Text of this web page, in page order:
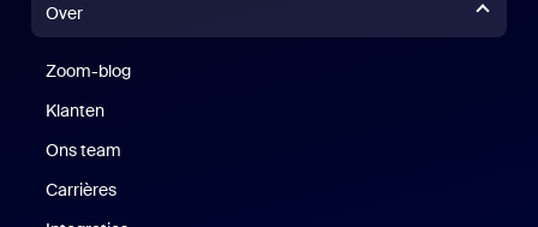
Over
Zoom-blog
Klanten
Ons team
Carrières